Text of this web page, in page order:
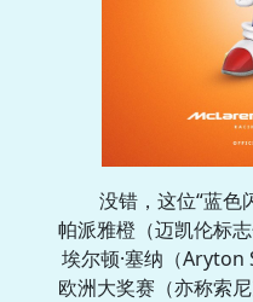
没错，这位“蓝色
帕派雅橙（迈凯伦标
埃尔顿·塞纳（Aryton
欧洲大奖赛（亦称索